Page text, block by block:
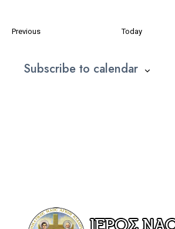
PreviousΕκδηλώσεις Today
Subscribe to calendar